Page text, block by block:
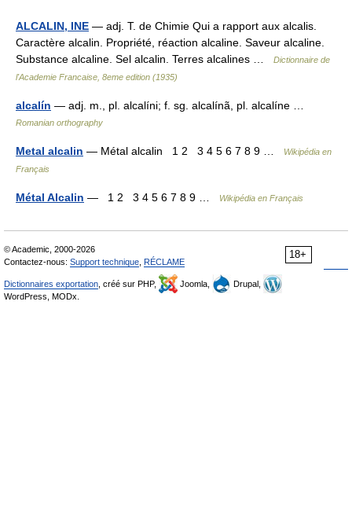
ALCALIN, INE — adj. T. de Chimie Qui a rapport aux alcalis.
Caractère alcalin. Propriété, réaction alcaline. Saveur alcaline.
Substance alcaline. Sel alcalin. Terres alcalines …
Dictionnaire de
l'Academie Francaise, 8eme edition (1935)
alcalín — adj. m., pl. alcalíni; f. sg. alcalínã, pl. alcalíne …
Romanian orthography
Metal alcalin — Métal alcalin 1 2 3 4 5 6 7 8 9 …
Wikipédia en
Français
Métal Alcalin — 1 2 3 4 5 6 7 8 9 … Wikipédia en Français
18+
© Academic, 2000-2026
Contactez-nous: Support technique RÉCLAME
Dictionnaires exportation , créé sur PHP, Joomla,
Drupal,
WordPress, MODx.